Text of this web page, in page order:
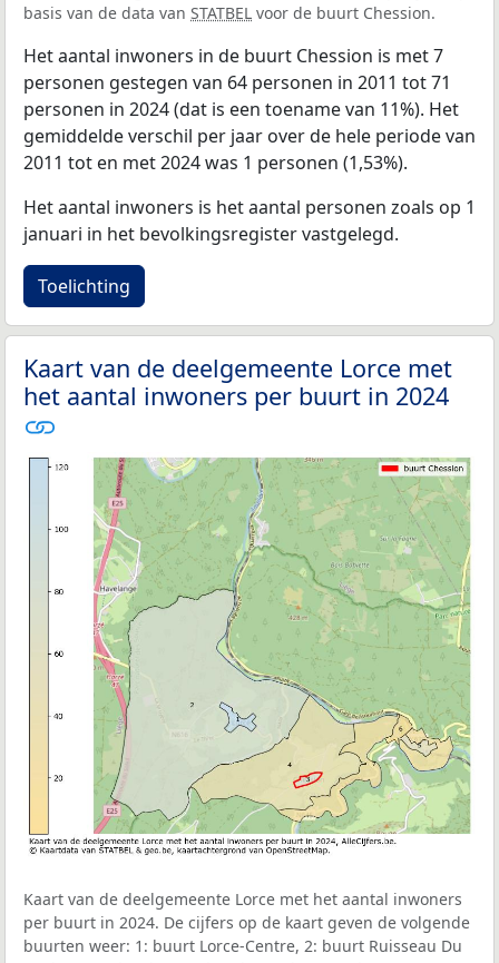
basis van de data van STATBEL voor de buurt Chession.
Het aantal inwoners in de buurt Chession is met 7
personen gestegen van 64 personen in 2011 tot 71
personen in 2024 (dat is een toename van 11%). Het
gemiddelde verschil per jaar over de hele periode van
2011 tot en met 2024 was 1 personen (1,53%).
Het aantal inwoners is het aantal personen zoals op 1
januari in het bevolkingsregister vastgelegd.
Toelichting
Kaart van de deelgemeente Lorce met
het aantal inwoners per buurt in 2024
Kaart van de deelgemeente Lorce met het aantal inwoners
per buurt in 2024. De cijfers op de kaart geven de volgende
buurten weer: 1: buurt Lorce-Centre, 2: buurt Ruisseau Du